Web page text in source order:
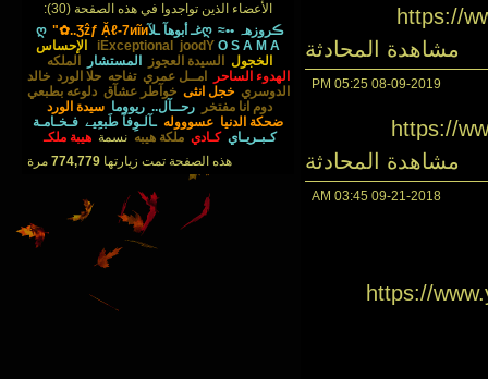
https://
مشاهدة المحادثة
08-09-2019
05:25 PM
https://
مشاهدة المحادثة
09-21-2018
03:45 AM
https://
الأعضاء الذين تواجدوا في هذه الصفحة (30):
ڪروزهہ ••≈ ღغـ أبوهآ ـلآღ
"✿..Ʒẑƒ Ặℓ-7иĩи
iExceptional
joodY O S A M A
الإحساس
الخجول
السيدة العجوز المستشار
الملكه
الهدوء الساحر
امــل عمري تفاحه حلا الورد خالد
الدوسري خجل انثى خوآطر عشآق دلوعه بطبعي
دوم انا مفتخر
رحــآل.. ريووما سيدة الورد
ضحكة الدنيا عسوووله ـآلـوِفآ طَبعِيے فـخـامـة
كـبـريـاي كـادي ملكة هيبه نسمة هيبة ملكـ
هذه الصفحة تمت زيارتها 774,779 مرة